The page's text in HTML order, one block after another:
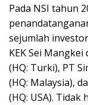
Pada NSI tahun
sejumlah
KEK Sei
(HQ: Turki), PT
(HQ: Malaysia),
(HQ: USA).